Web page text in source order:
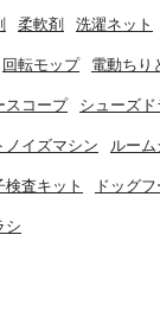
柔軟剤 洗濯ネット
回転モップ 電動ちり
スコープ シューズ
ノイズマシン ルー
検査キット ドッグ
シ